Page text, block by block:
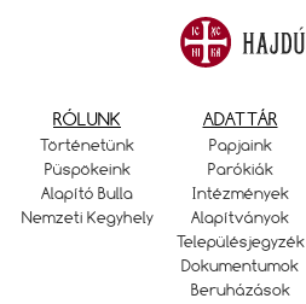
RÓLUNK
Történetünk
Püspökeink
Alapító Bulla
Nemzeti Kegyhely
ADATTÁR
Papjaink
Parókiák
Intézmények
Alapítványok
Településjegyzék
Dokumentumok
Beruházások